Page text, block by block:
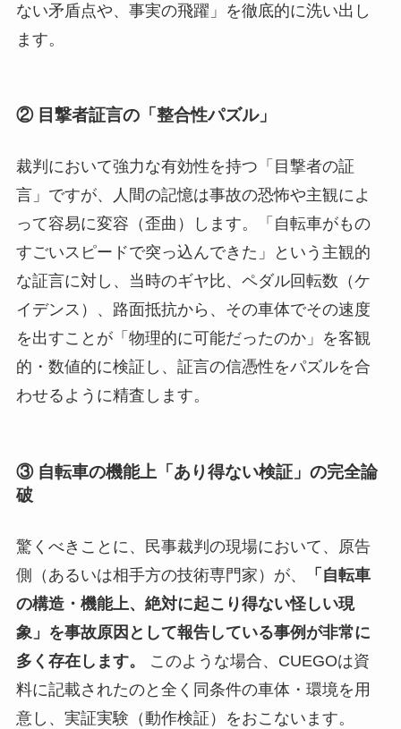
ない矛盾点や、事実の飛躍」を徹底的に洗い出し
ます。
② 目撃者証言の「整合性パズル」
裁判において強力な有効性を持つ「目撃者の証
言」ですが、人間の記憶は事故の恐怖や主観によ
って容易に変容（歪曲）します。「自転車がもの
すごいスピードで突っ込んできた」という主観的
な証言に対し、当時のギヤ比、ペダル回転数（ケ
イデンス）、路面抵抗から、その車体でその速度
を出すことが「物理的に可能だったのか」を客観
的・数値的に検証し、証言の信憑性をパズルを合
わせるように精査します。
③ 自転車の機能上「あり得ない検証」の完全論
破
驚くべきことに、民事裁判の現場において、原告
側（あるいは相手方の技術専門家）が、
「自転車
の構造・機能上、絶対に起こり得ない怪しい現
象」を事故原因として報告している事例が非常に
多く存在します。
このような場合、CUEGOは資
料に記載されたのと全く同条件の車体・環境を用
意し、実証実験（動作検証）をおこないます。